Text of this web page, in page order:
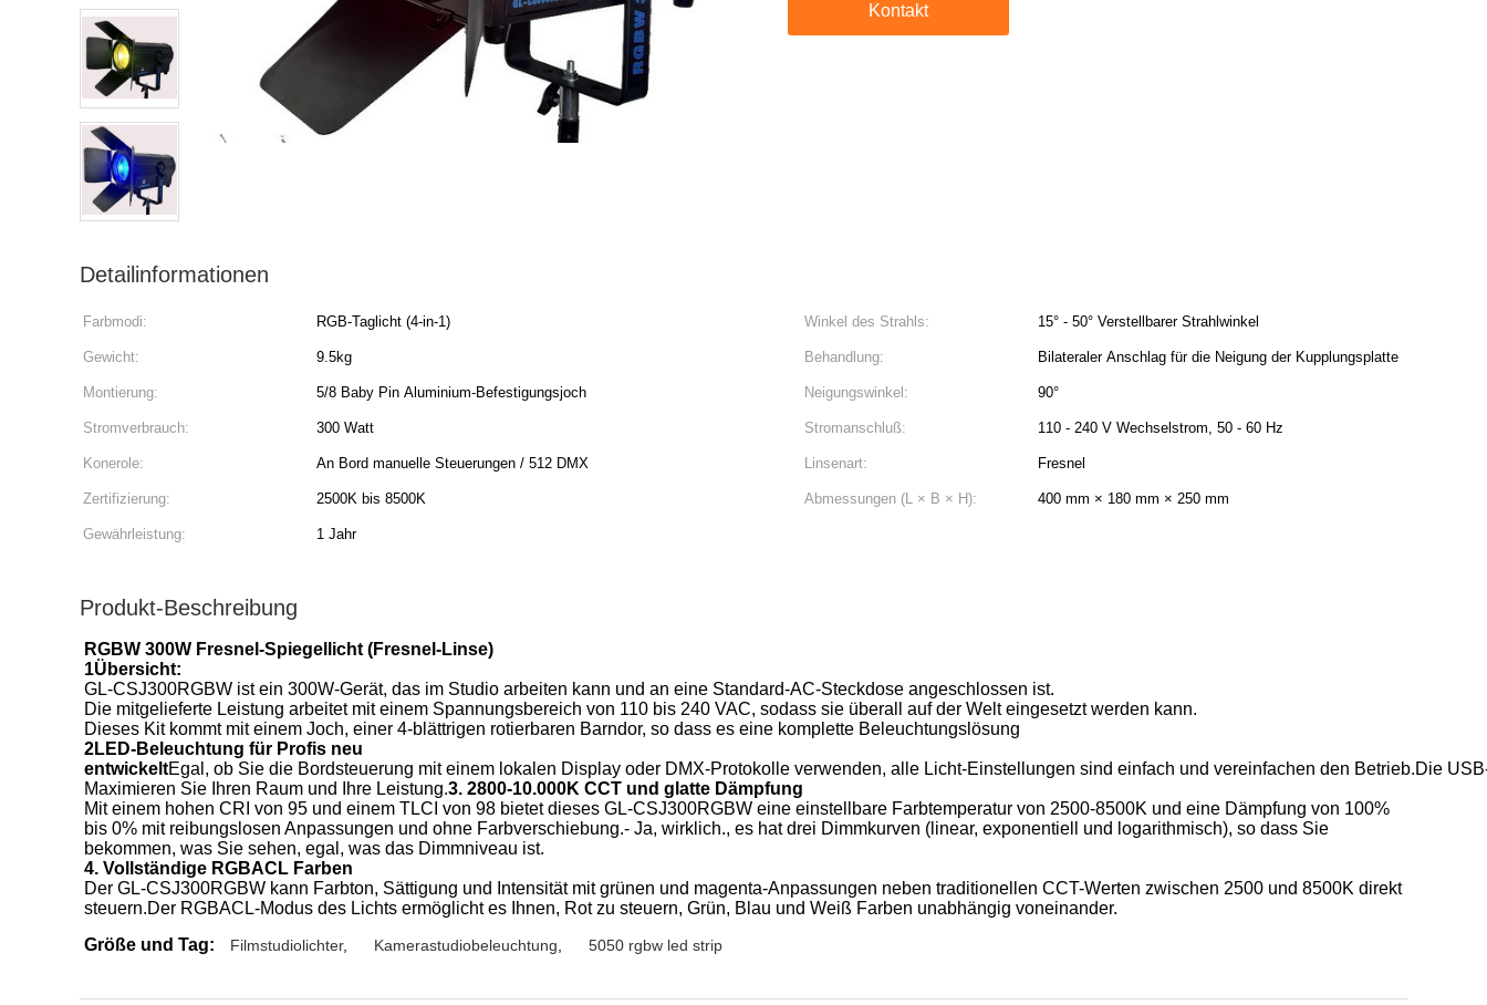
Kontakt
Detailinformationen
Farbmodi: RGB-Taglicht (4-in-1) Winkel des Strahls: 15° - 50° Verstellbarer Strahlwinkel
Gewicht: 9.5kg Behandlung: Bilateraler Anschlag für die Neigung der Kupplungsplatte
Montierung: 5/8 Baby Pin Aluminium-Befestigungsjoch Neigungswinkel: 90°
Stromverbrauch: 300 Watt Stromanschluß: 110 - 240 V Wechselstrom, 50 - 60 Hz
Konerole: An Bord manuelle Steuerungen / 512 DMX Linsenart: Fresnel
Zertifizierung: 2500K bis 8500K Abmessungen (L × B × H): 400 mm × 180 mm × 250 mm
Gewährleistung: 1 Jahr
Produkt-Beschreibung
RGBW 300W Fresnel-Spiegellicht (Fresnel-Linse)
1Übersicht:
GL-CSJ300RGBW ist ein 300W-Gerät, das im Studio arbeiten kann und an eine Standard-AC-Steckdose angeschlossen ist.
Die mitgelieferte Leistung arbeitet mit einem Spannungsbereich von 110 bis 240 VAC, sodass sie überall auf der Welt eingesetzt werden kann.
Dieses Kit kommt mit einem Joch, einer 4-blättrigen rotierbaren Barndor, so dass es eine komplette Beleuchtungslösung
2LED-Beleuchtung für Profis neu
entwickeltEgal, ob Sie die Bordsteuerung mit einem lokalen Display oder DMX-Protokolle verwenden, alle Licht-Einstellungen sind einfach und vereinfachen den Betrieb.Die
Maximieren Sie Ihren Raum und Ihre Leistung.3. 2800-10.000K CCT und glatte Dämpfung
Mit einem hohen CRI von 95 und einem TLCI von 98 bietet dieses GL-CSJ300RGBW eine einstellbare Farbtemperatur von 2500-8500K und eine Dämpfung von 100%
bis 0% mit reibungslosen Anpassungen und ohne Farbverschiebung.- Ja, wirklich., es hat drei Dimmkurven (linear, exponentiell und logarithmisch), so dass Sie
bekommen, was Sie sehen, egal, was das Dimmniveau ist.
4. Vollständige RGBACL Farben
Der GL-CSJ300RGBW kann Farbton, Sättigung und Intensität mit grünen und magenta-Anpassungen neben traditionellen CCT-Werten zwischen 2500 und 8500K direkt
steuern.Der RGBACL-Modus des Lichts ermöglicht es Ihnen, Rot zu steuern, Grün, Blau und Weiß Farben unabhängig voneinander.
Größe und Tag:
Filmstudiolichter, Kamerastudiobeleuchtung 5050 rgbw led strip